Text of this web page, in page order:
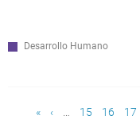
Desarrollo Humano
« ‹ … 15 16 17